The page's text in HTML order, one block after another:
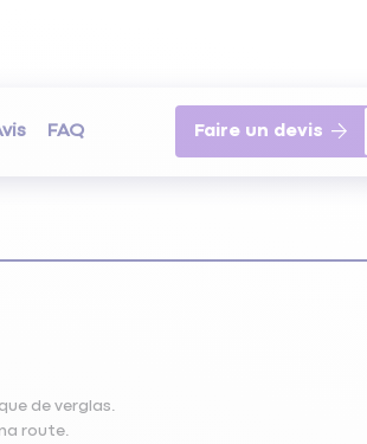
FAQ Faire un devis
de verglas.
route.